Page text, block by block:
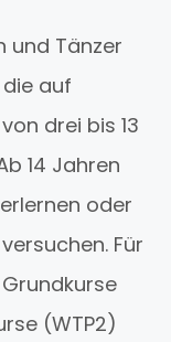
und Tänzer
auf
drei bis 13
14 Jahren
oder
Für
(WTP2)